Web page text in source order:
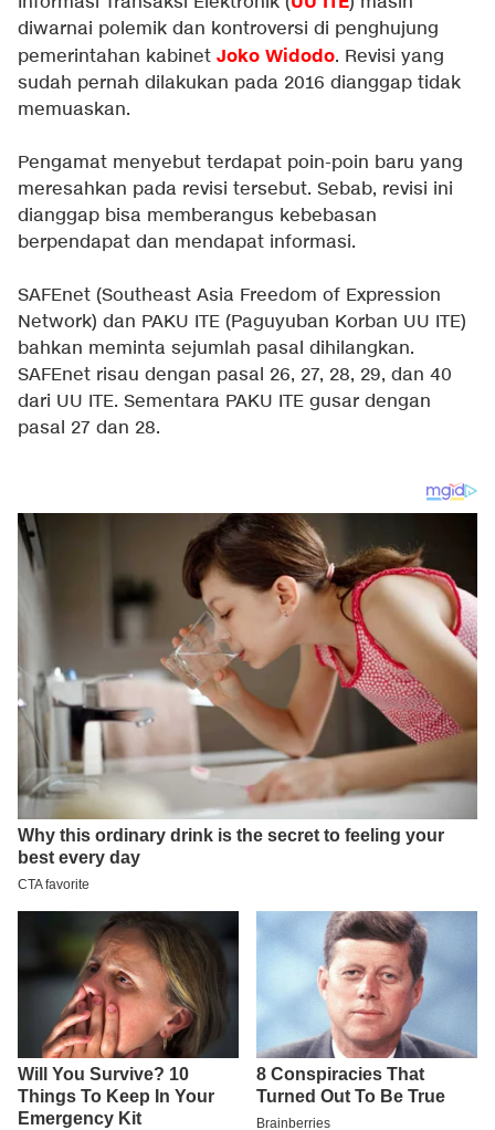
diwarnai polemik dan kontroversi di penghujung
pemerintahan kabinet Joko Widodo. Revisi yang
sudah pernah dilakukan pada 2016 dianggap tidak
memuaskan.
Pengamat menyebut terdapat poin-poin baru yang
meresahkan pada revisi tersebut. Sebab, revisi ini
dianggap bisa memberangus kebebasan
berpendapat dan mendapat informasi.
SAFEnet (Southeast Asia Freedom of Expression
Network) dan PAKU ITE (Paguyuban Korban UU ITE)
bahkan meminta sejumlah pasal dihilangkan.
SAFEnet risau dengan pasal 26, 27, 28, 29, dan 40
dari UU ITE. Sementara PAKU ITE gusar dengan
pasal 27 dan 28.